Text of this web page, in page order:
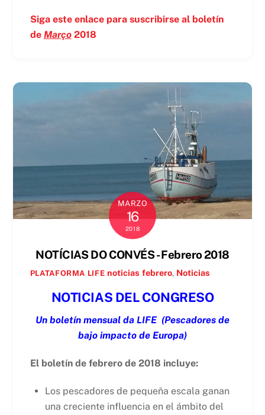
Siga este enlace para suscribirse al boletín
de Março2018
MARZO
16
2018
NOTÍCIAS DO CONVÉS - Febrero 2018
PLATAFORMA LIFE noticias febrero, Noticias
NOTICIAS DEL CONGRESO
Un boletín mensual da LIFE (Pescadores de
bajo impacto de Europa)
El boletín de febrero de 2018 incluye:
Los pescadores de pequeña escala ganan
una creciente influencia en el ámbito del